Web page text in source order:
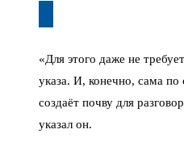
«Для этого даже не
указа. И, конечно, сама по
создаёт почву для
указал он.